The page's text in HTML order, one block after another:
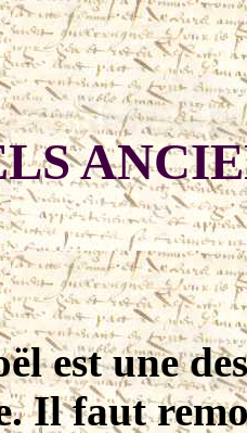
est une
Il faut